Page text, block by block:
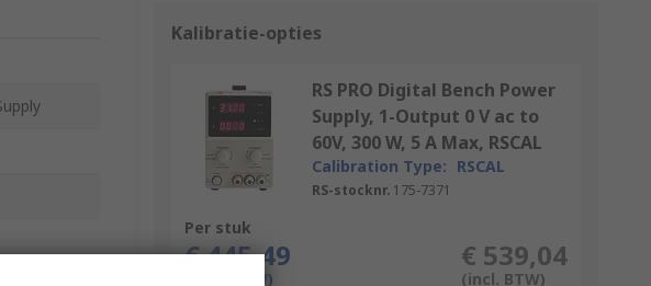
Kalibratie-opties
RS PRO Digital Bench Power
Supply, 1-Output 0 V ac to
60V, 300 W, 5 A Max, RSCAL
Calibration Type: RSCAL
RS-stocknr. 175-7371
Per stuk
€ 445,49
(excl. BTW)
€ 539,04
(incl. BTW)